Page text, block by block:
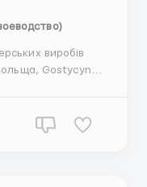
виробів